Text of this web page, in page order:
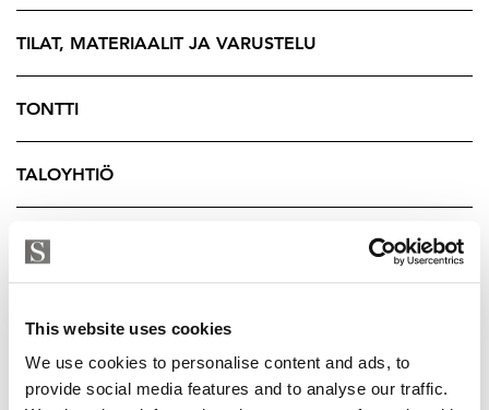
This website uses cookies
We use cookies to personalise content and ads, to
provide social media features and to analyse our traffic.
Sijainti Töölössä on vertaansa vailla. Meri, uimaranta,
koti sinulle, joka etsit tilaa, valoa ja kaupungin ehkä
Kiinteistönvälittäjä, LKV
Strand Properties
044 064 8175 – tomi@strand.fi
TILAT, MATERIAALIT JA VARUSTELU
TONTTI
TALOYHTIÖ
YRITYKSEN TIEDOT